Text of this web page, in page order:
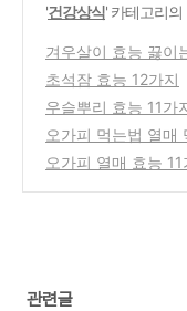
'건강상식' 카테고리의
겨우살이 효능 끓이
초석잠 효능 12가지
우슬뿌리 효능 11가
오가피 먹는법 열매
법,차 만드는법)
(0)
오가피 열매 효능 11
관련글